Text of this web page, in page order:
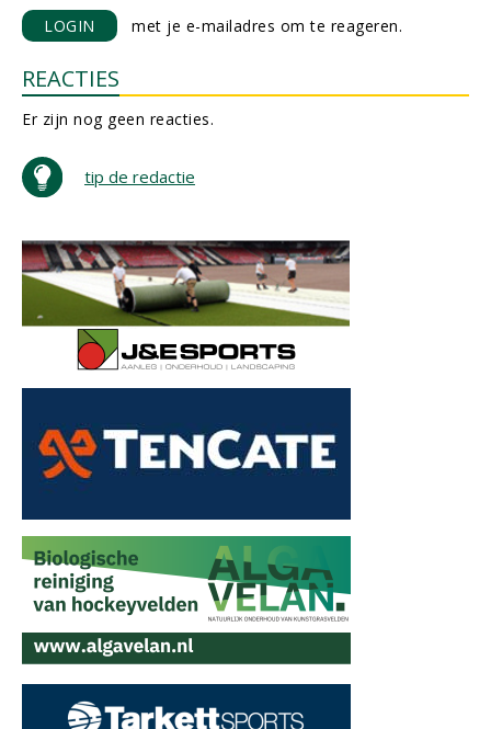
LOGIN met je e-mailadres om te reageren.
REACTIES
Er zijn nog geen reacties.
tip de redactie